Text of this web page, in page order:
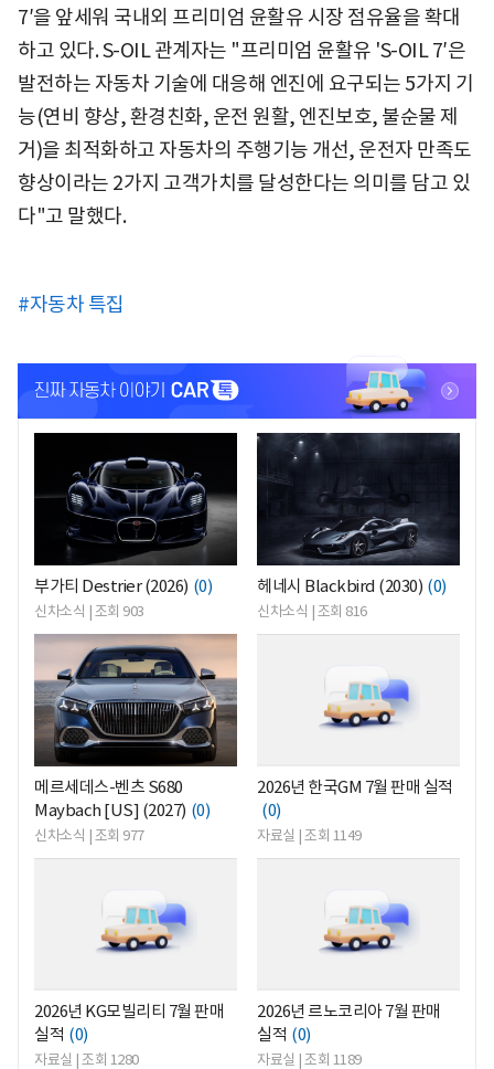
7′을 앞세워 국내외 프리미엄 윤활유 시장 점유율을 확대
하고 있다. S-OIL 관계자는 "프리미엄 윤활유 'S-OIL 7′은
발전하는 자동차 기술에 대응해 엔진에 요구되는 5가지 기
능(연비 향상, 환경친화, 운전 원활, 엔진보호, 불순물 제
거)을 최적화하고 자동차의 주행기능 개선, 운전자 만족도
향상이라는 2가지 고객가치를 달성한다는 의미를 담고 있
다"고 말했다.
#자동차 특집
부가티 Destrier (2026) (0)
신차소식 | 조회 903
<
헤네시 Blackbird (2030) (0)
신차소식 | 조회 816
<
메르세데스-벤츠 S680
Maybach [US] (2027) (0)
신차소식 | 조회 977
2026년 한국GM 7월 판매 실적
(0)
자료실 | 조회 1149
2026년 KG모빌리티 7월 판매
실적 (0)
자료실 | 조회 1280
2026년 르노코리아 7월 판매
실적 (0)
자료실 | 조회 1189